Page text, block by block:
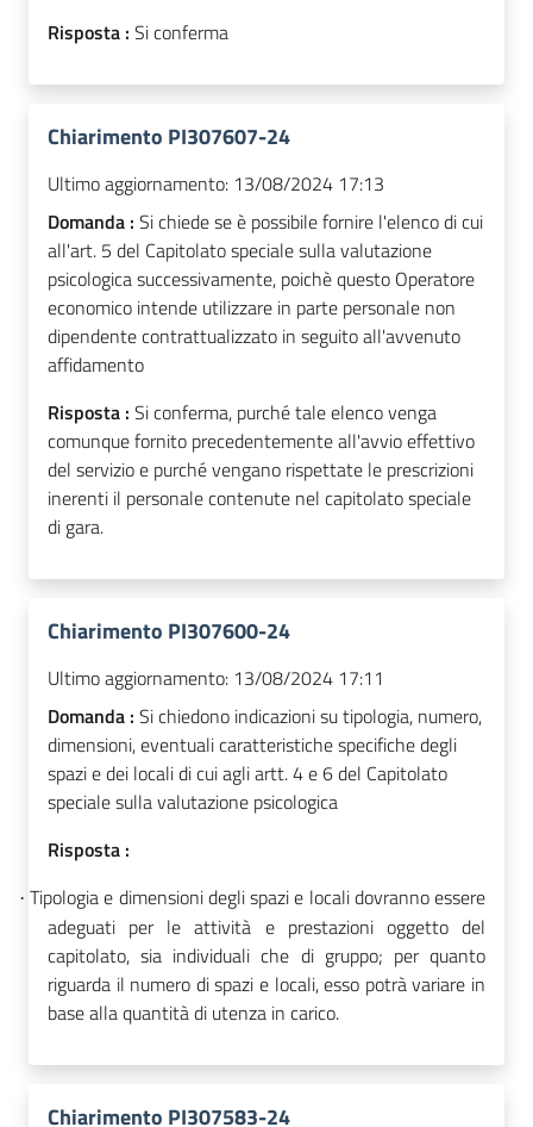
Risposta : Si conferma
Chiarimento PI307607-24
Ultimo aggiornamento: 13/08/2024 17:13
Domanda : Si chiede se è possibile fornire l'elenco di cui
all'art. 5 del Capitolato speciale sulla valutazione
psicologica successivamente, poichè questo Operatore
economico intende utilizzare in parte personale non
dipendente contrattualizzato in seguito all'avvenuto
affidamento
Risposta : Si conferma, purché tale elenco venga
comunque fornito precedentemente all'avvio effettivo
del servizio e purché vengano rispettate le prescrizioni
inerenti il personale contenute nel capitolato speciale
di gara.
Chiarimento PI307600-24
Ultimo aggiornamento: 13/08/2024 17:11
Domanda : Si chiedono indicazioni su tipologia, numero,
dimensioni, eventuali caratteristiche specifiche degli
spazi e dei locali di cui agli artt. 4 e 6 del Capitolato
speciale sulla valutazione psicologica
Risposta :
· Tipologia e dimensioni degli spazi e locali dovranno essere
adeguati per le attività e prestazioni oggetto del
capitolato, sia individuali che di gruppo; per quanto
riguarda il numero di spazi e locali, esso potrà variare in
base alla quantità di utenza in carico.
Chiarimento PI307583-24